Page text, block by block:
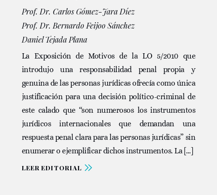
Prof. Dr. Carlos Gómez-Jara Díez
Prof. Dr. Bernardo Feijoo Sánchez
Daniel Tejada Plana
La Exposición de Motivos de la LO 5/2010 que
introdujo una responsabilidad penal propia y
genuina de las personas jurídicas ofrecía como única
justificación para una decisión político-criminal de
este calado que “son numerosos los instrumentos
jurídicos internacionales que demandan una
respuesta penal clara para las personas jurídicas” sin
enumerar o ejemplificar dichos instrumentos. La […]
LEER EDITORIAL